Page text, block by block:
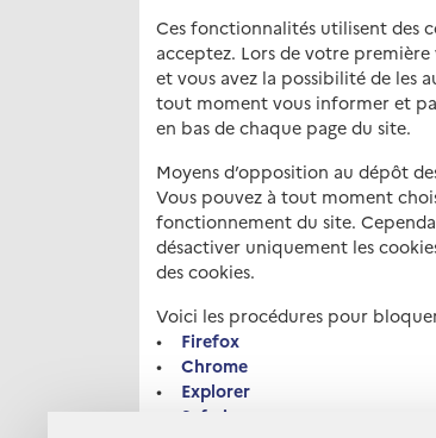
Ces fonctionnalités utilisent des
acceptez. Lors de votre
et vous avez la possibilité de les
tout moment vous informer et
en bas de chaque page du site.
Moyens d’opposition au dépôt
Vous pouvez à tout moment
fonctionnement du site.
désactiver uniquement les
des cookies.
Voici les procédures pour
• Firefox
•Chrome
• Explorer
Safari